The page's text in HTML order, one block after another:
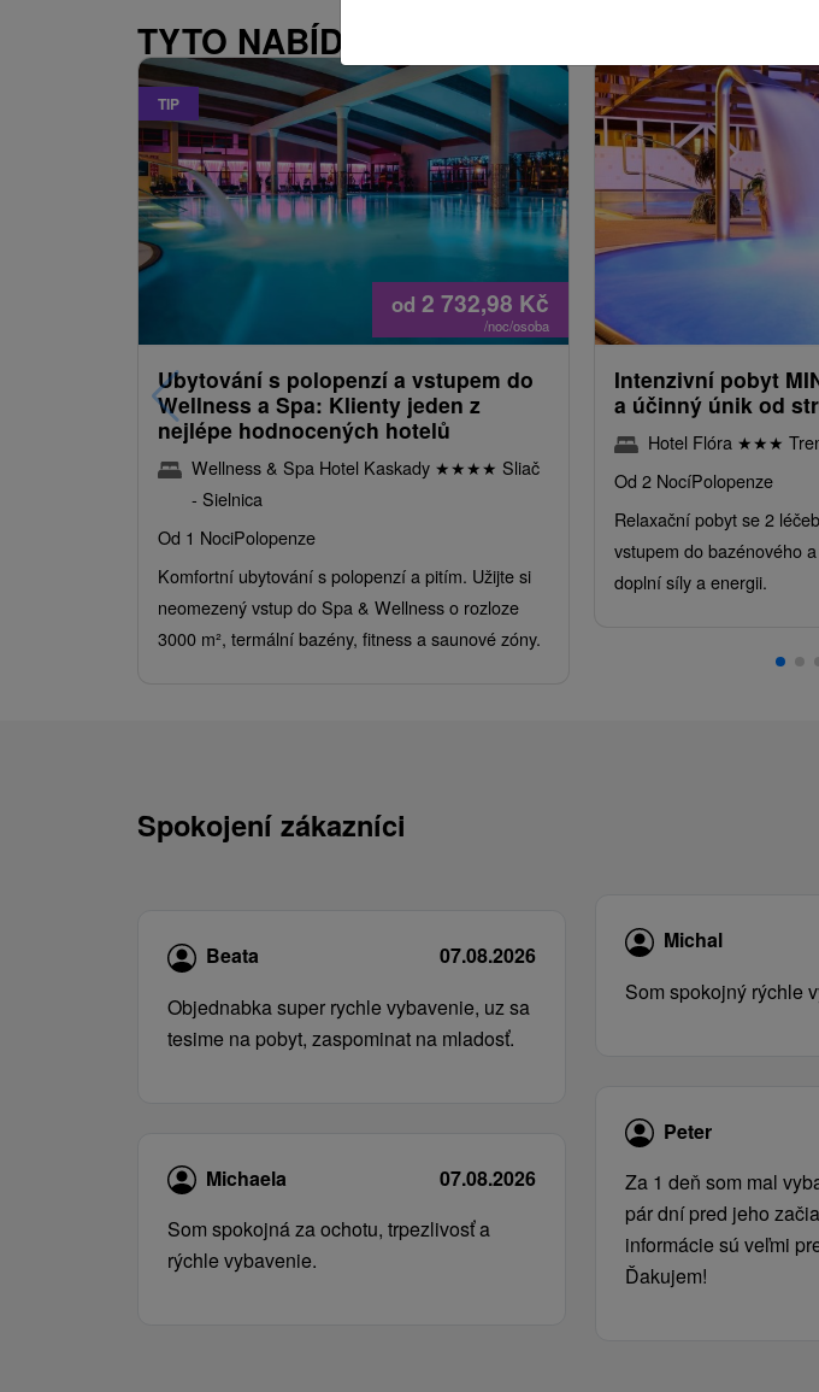
TYTO NABÍDKY BY VÁS MOHLY TAKÉ
TIP
od 2 732,98 Kč
/noc/osoba
Ubytování s polopenzí a vstupem do
Wellness a Spa: Klienty jeden z
nejlépe hodnocených hotelů
Wellness & Spa Hotel Kaskady ★★★★ Sliač
- Sielnica
Od 1 NociPolopenze
Komfortní ubytování s polopenzí a pitím. Užijte si
neomezený vstup do Spa & Wellness o rozloze
3000 m², termální bazény, fitness a saunové zóny.
Intenzivní pobyt
a účinný únik od
Hotel Flóra ★★★
Od 2 NocíPolopenze
Relaxační pobyt se 2
vstupem do bazénového
doplní síly a energii.
Spokojení zákazníci
Beata
07.08.2026
Objednabka super rychle vybavenie, uz sa
tesime na pobyt, zaspominat na mladosť.
Michaela
07.08.2026
Som spokojná za ochotu, trpezlivosť a
rýchle vybavenie.
Michal
Som spokojný rýchle
Peter
Za 1 deň som mal
pár dní pred jeho
informácie sú veľmi
Ďakujem!